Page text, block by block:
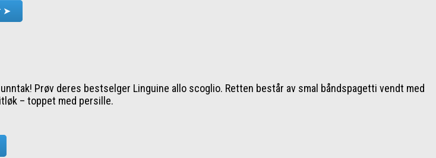
➤
Prøv deres bestselger Linguine allo scoglio. Retten består av smal båndspagetti vendt med
– toppet med persille.